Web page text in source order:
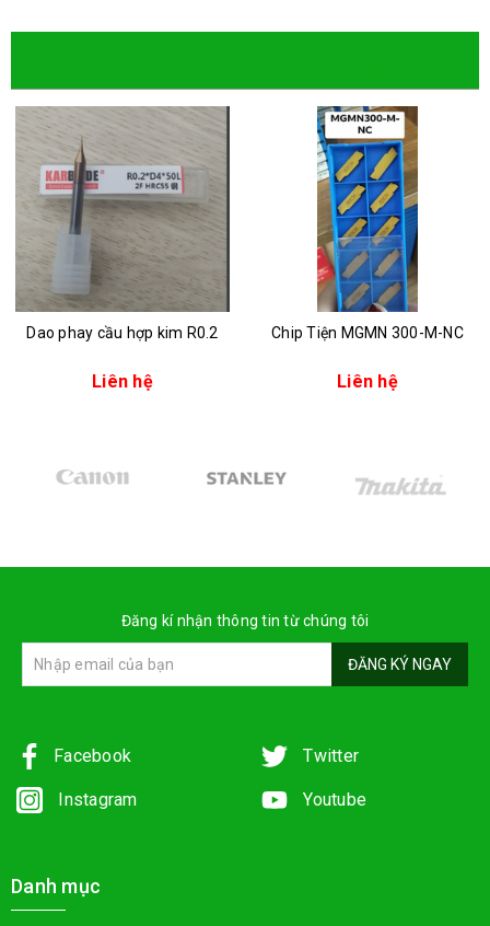
Dao phay cầu hợp kim R0.2
Liên hệ
Chip Tiện MGMN 300-M-NC
Liên hệ
Đăng kí nhận thông tin từ chúng tôi
ĐĂNG KÝ NGAY
Facebook Twitter
Instagram Youtube
Danh mục